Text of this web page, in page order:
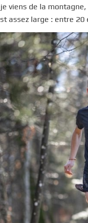
viens de la
assez large : entre